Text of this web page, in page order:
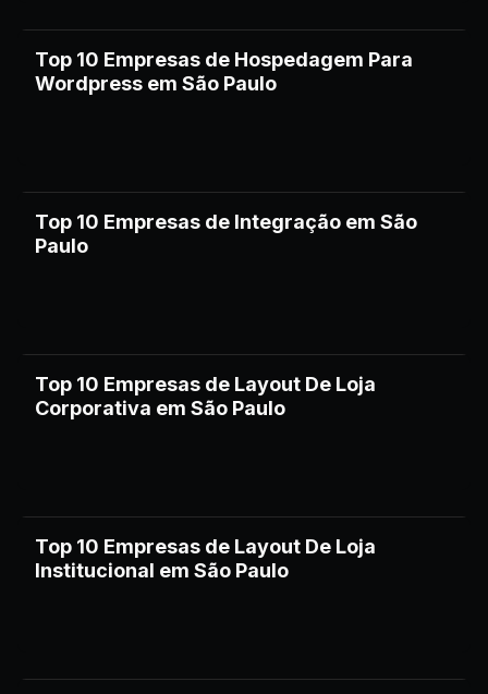
Top 10 Empresas de Hospedagem Para
Wordpress em São Paulo
Top 10 Empresas de Integração em São
Paulo
Top 10 Empresas de Layout De Loja
Corporativa em São Paulo
Top 10 Empresas de Layout De Loja
Institucional em São Paulo